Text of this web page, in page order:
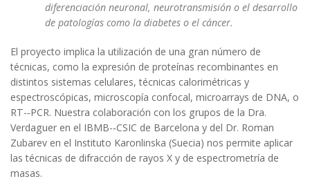
diferenciación neuronal, neurotransmisión o el desarrollo
de patologías como la diabetes o el cáncer.
El proyecto implica la utilización de una gran número de
técnicas, como la expresión de proteínas recombinantes en
distintos sistemas celulares, técnicas calorimétricas y
espectroscópicas, microscopía confocal, microarrays de DNA, o
RT-­‐PCR. Nuestra colaboración con los grupos de la Dra.
Verdaguer en el IBMB-­‐CSIC de Barcelona y del Dr. Roman
Zubarev en el Instituto Karonlinska (Suecia) nos permite aplicar
las técnicas de difracción de rayos X y de espectrometría de
masas.